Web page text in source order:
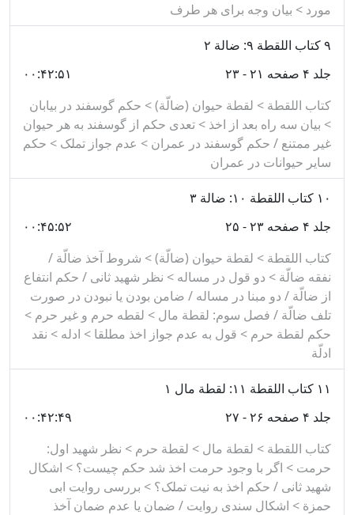
مورد > بیان وجه برای هر طرف
۹کتاب اللقطة ۹: ضالة ۲
جلد ۴ صفحه ۲۱ - ۲۳
۰۰:۴۲:۵۱
کتاب اللقطة > لقطة حیوان (ضالّة) > حکم گوسفند در بیابان
> بیان سه راه بعد از اخذ > تعدی حکم از گوسفند به هر حیوان
غیر ممتنع / حکم گوسفند در عمران > عدم جواز تملک > حکم
سایر حیوانات در عمران
۱۰ کتاب اللقطة ۱۰: ضالة ۳
جلد ۴ صفحه ۲۳ - ۲۵
۰۰:۴۵:۵۲
کتاب اللقطة > لقطة حیوان (ضالّة) > شروط آخذ ضالّة /
نفقه ضالّة > دو قول در مساله > نظر شهید ثانی / حکم انتفاع
از ضالّة / دو مبنا در مساله / ضامن بودن یا نبودن در صورت
تلف ضالّة / فصل سوم: لقطة مال > لقطه حرم و غیر حرم >
حکم لقطة حرم > قول به عدم جواز اخذ مطلقا > ادله > نقد
ادلّة
۱۱ کتاب اللقطة ۱۱: لقطة مال ۱
جلد ۴ صفحه ۲۶ - ۲۷
۰۰:۴۲:۴۹
کتاب اللقطة > لقطة مال > لقطة حرم > نظر شهید اول:
حرمت > اگر با وجود حرمت اخذ شد حکم چیست؟ > اشکال
شهید ثانی / حکم اخذ به نیت تملک؟ > بررسی روایت ابی
حمزة > اشکال سندی روایت / ضمان یا عدم ضمان آخذ